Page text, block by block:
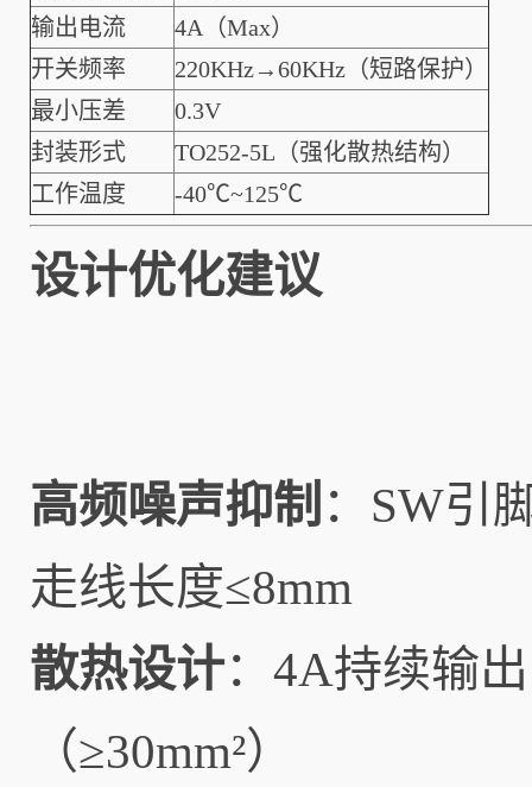
输出电流
4A（Max）
开关频率
220KHz→60KHz（短路保护）
最小压差
0.3V
封装形式
TO252-5L（强化散热结构）
工作温度
-40℃~125℃
设计优化建议
高频噪声抑制 ：SW引
走线长度≤8mm
散热设计：4A持续输
（≥30mm²）